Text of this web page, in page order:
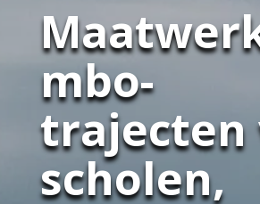
mbo-
trajecten
scholen,